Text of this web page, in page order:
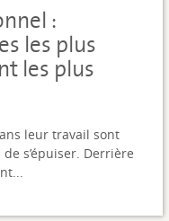
:
les plus
les plus
leur travail sont
s’épuiser. Derrière